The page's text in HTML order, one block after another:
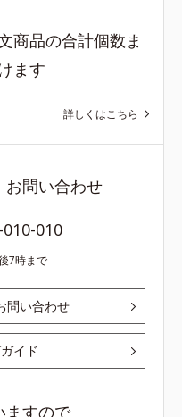
商品の合計個数ま
ます
詳しくはこちら
お問い合わせ
010
7時まで
問い合わせ
イド
ますので